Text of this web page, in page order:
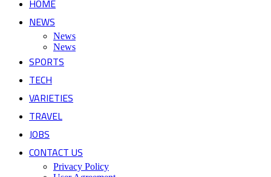
HOME
NEWS
News
News
SPORTS
TECH
VARIETIES
TRAVEL
JOBS
CONTACT US
Privacy Policy